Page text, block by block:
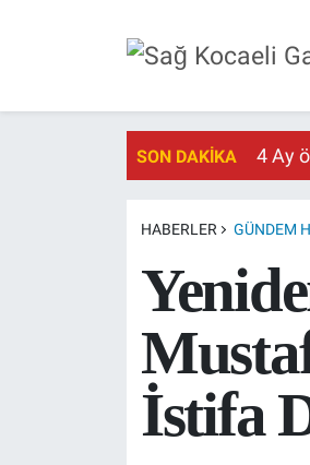
SON DAKIKA
4 Ay
4 Ay
HABERLER GÜNDEM
İstifa
EKONOMİ
TEKNOLOJİ